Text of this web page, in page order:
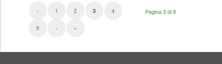
Pagina 3 di 8
‹ 1 2 3 4
5 › »